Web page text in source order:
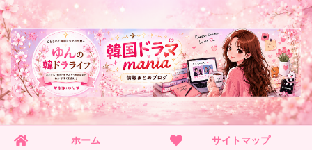
ホーム サイトマップ